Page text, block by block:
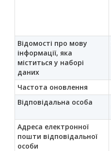
Відомості про мову
інформації, яка
міститься у наборі
даних
Частота оновлення
Відповідальна особа
Адреса електронної
пошти відповідальної
особи